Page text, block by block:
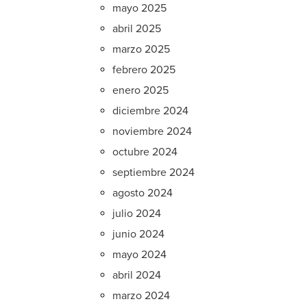
mayo 2025
abril 2025
marzo 2025
febrero 2025
enero 2025
diciembre 2024
noviembre 2024
octubre 2024
septiembre 2024
agosto 2024
julio 2024
junio 2024
mayo 2024
abril 2024
marzo 2024